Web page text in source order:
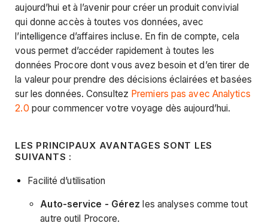
aujourd’hui et à l’avenir pour créer un produit convivial
qui donne accès à toutes vos données, avec
l’intelligence d’affaires incluse. En fin de compte, cela
vous permet d’accéder rapidement à toutes les
données Procore dont vous avez besoin et d’en tirer de
la valeur pour prendre des décisions éclairées et basées
sur les données. Consultez Premiers pas avec Analytics
2.0 pour commencer votre voyage dès aujourd’hui.
LES PRINCIPAUX AVANTAGES SONT LES
SUIVANTS :
Facilité d’utilisation
Auto-service - Gérez les analyses comme tout
autre outil Procore.